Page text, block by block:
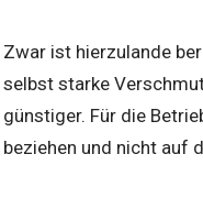
Zwar ist hierzulande
selbst starke
günstiger. Für die
beziehen und nicht auf